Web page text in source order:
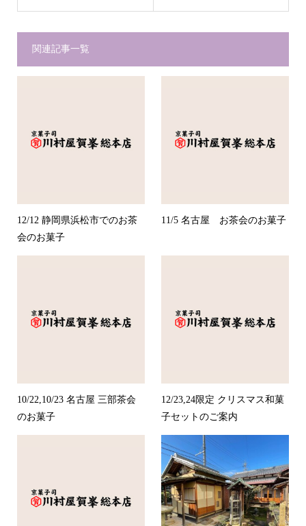
関連記事一覧
12/12 静岡県浜松市でのお茶
会のお菓子
11/5 名古屋 お茶会のお菓子
10/22,10/23 名古屋 三部茶会
のお菓子
12/23,24限定 クリスマス和菓
子セットのご案内